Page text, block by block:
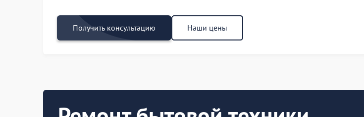
Получить консультацию Наши цены